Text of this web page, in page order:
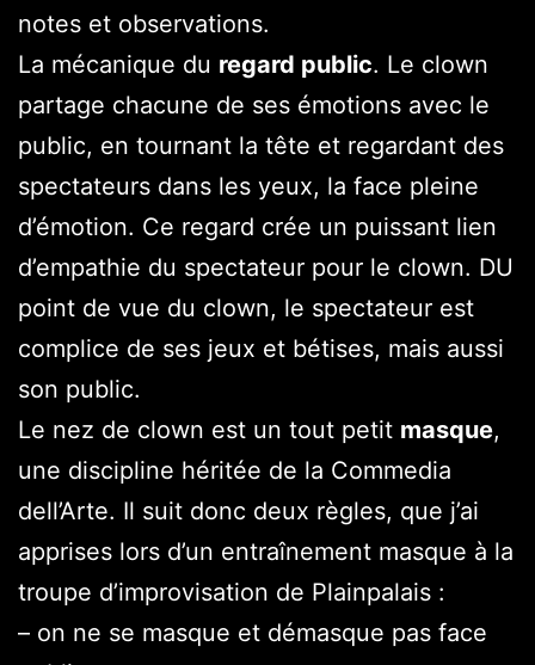
notes et observations.
La mécanique du regard public. Le clown
partage chacune de ses émotions avec le
public, en tournant la tête et regardant des
spectateurs dans les yeux, la face pleine
d’émotion. Ce regard crée un puissant lien
d’empathie du spectateur pour le clown. DU
point de vue du clown, le spectateur est
complice de ses jeux et bétises, mais aussi
son public.
Le nez de clown est un tout petit masque,
une discipline héritée de la Commedia
dell’Arte. Il suit donc deux règles, que j’ai
apprises lors d’un entraînement masque à la
troupe d’improvisation de Plainpalais :
– on ne se masque et démasque pas face